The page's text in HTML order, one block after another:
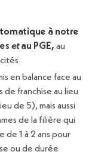
à notre
etau PGE, au
en balance face au
de franchise au lieu
de 5), mais aussi
de la filière qui
de 1 à 2 ans pour
ou de durée